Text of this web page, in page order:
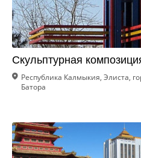
Скульптурная
Республика Калмыкия, Элиста,
Батора